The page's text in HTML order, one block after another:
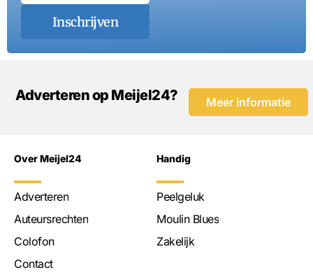
Inschrijven
Adverteren op Meijel24? Meer informatie
Over Meijel24
Adverteren
Auteursrechten
Colofon
Contact
Handig
Peelgeluk
Moulin Blues
Zakelijk